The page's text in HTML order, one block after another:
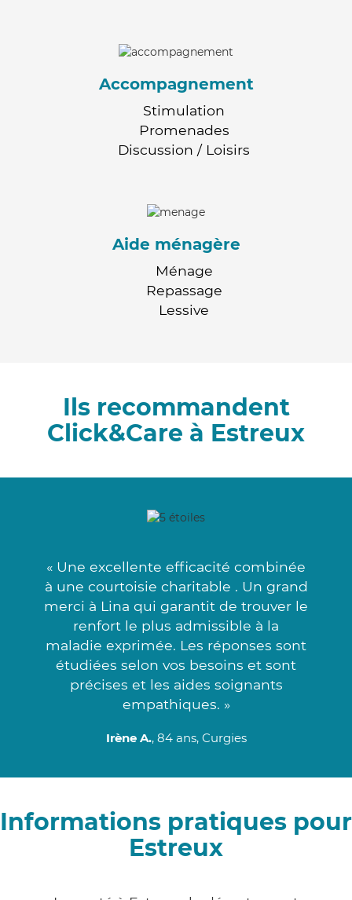
Accompagnement
Stimulation
Promenades
Discussion / Loisirs
Aide ménagère
Ménage
Repassage
Lessive
Ils recommandent
Click&Care à Estreux
« Une excellente efficacité combinée
à une courtoisie charitable . Un grand
merci à Lina qui garantit de trouver le
renfort le plus admissible à la
maladie exprimée. Les réponses sont
étudiées selon vos besoins et sont
précises et les aides soignants
empathiques. »
Irène A., 84 ans, Curgies
Informations pratiques pour
Estreux